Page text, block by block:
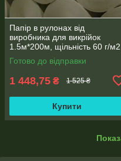
Папір в рулонах від
виробника для викрійок
1.5м*200м, щільність 60 г/м2,
вага 18 кг
Готово до відправки
1 448,75 ₴ 1 525 ₴
Купити